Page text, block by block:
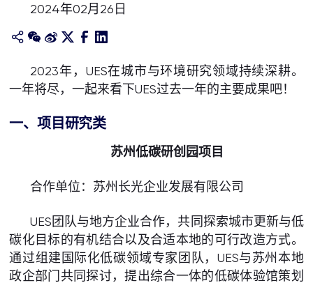
学院
校园生活
关于我们
2024年02月26日
2023年，UES在城市与环境研究领域持续深耕。
一年将尽，一起来看下UES过去一年的主要成果吧！
一、项目研究类
苏州低碳研创园项目
合作单位：苏州长光企业发展有限公司
UES团队与地方企业合作，共同探索城市更新与低
碳化目标的有机结合以及合适本地的可行改造方式。
通过组建国际化低碳领域专家团队，UES与苏州本地
政企部门共同探讨，提出综合一体的低碳体验馆策划